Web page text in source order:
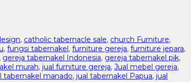
, catholic tabernacle sale, church Furniture,
, fungsi tabernakel , furniture gereja, furniture jepara,
, gereja tabernakel Indonesia, gereja tabernakel pik,
murah, jual furniture gereja, Jual mebel gereja,
tabernakel manado, jual tabernakel Papua, jual